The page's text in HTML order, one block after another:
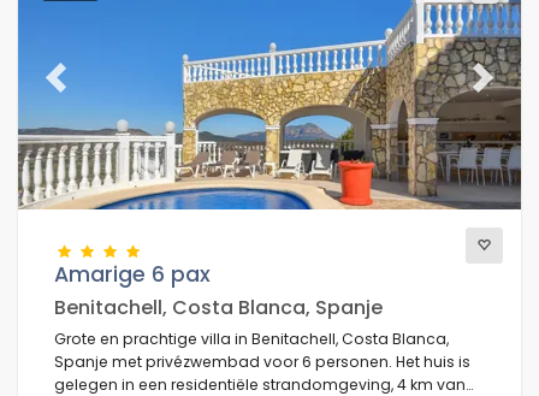
Previous Next
Amarige 6 pax
Benitachell, Costa Blanca, Spanje
Grote en prachtige villa in Benitachell, Costa Blanca,
Spanje met privézwembad voor 6 personen. Het huis is
gelegen in een residentiële strandomgeving, 4 km van